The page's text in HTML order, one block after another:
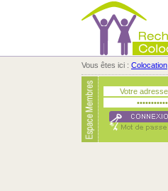
Vous êtes ici : Colocation